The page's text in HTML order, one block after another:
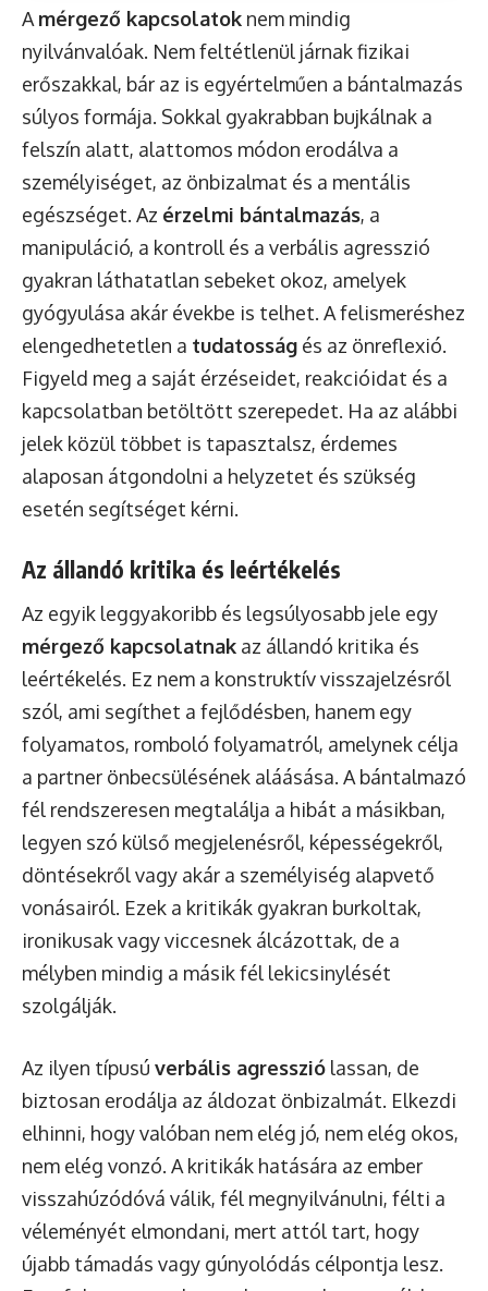
A mérgező kapcsolatok nem mindig
nyilvánvalóak. Nem feltétlenül járnak fizikai
erőszakkal, bár az is egyértelműen a bántalmazás
súlyos formája. Sokkal gyakrabban bujkálnak a
felszín alatt, alattomos módon erodálva a
személyiséget, az önbizalmat és a mentális
egészséget. Az érzelmi bántalmazás, a
manipuláció, a kontroll és a verbális agresszió
gyakran láthatatlan sebeket okoz, amelyek
gyógyulása akár évekbe is telhet. A felismeréshez
elengedhetetlen a tudatosság és az önreflexió.
Figyeld meg a saját érzéseidet, reakcióidat és a
kapcsolatban betöltött szerepedet. Ha az alábbi
jelek közül többet is tapasztalsz, érdemes
alaposan átgondolni a helyzetet és szükség
esetén segítséget kérni.
Az állandó kritika és leértékelés
Az egyik leggyakoribb és legsúlyosabb jele egy
mérgező kapcsolatnak az állandó kritika és
leértékelés. Ez nem a konstruktív visszajelzésről
szól, ami segíthet a fejlődésben, hanem egy
folyamatos, romboló folyamatról, amelynek célja
a partner önbecsülésének aláásása. A bántalmazó
fél rendszeresen megtalálja a hibát a másikban,
legyen szó külső megjelenésről, képességekről,
döntésekről vagy akár a személyiség alapvető
vonásairól. Ezek a kritikák gyakran burkoltak,
ironikusak vagy viccesnek álcázottak, de a
mélyben mindig a másik fél lekicsinylését
szolgálják.
Az ilyen típusú verbális agresszió lassan, de
biztosan erodálja az áldozat önbizalmát. Elkezdi
elhinni, hogy valóban nem elég jó, nem elég okos,
nem elég vonzó. A kritikák hatására az ember
visszahúzódóvá válik, fél megnyilvánulni, félti a
véleményét elmondani, mert attól tart, hogy
újabb támadás vagy gúnyolódás célpontja lesz.